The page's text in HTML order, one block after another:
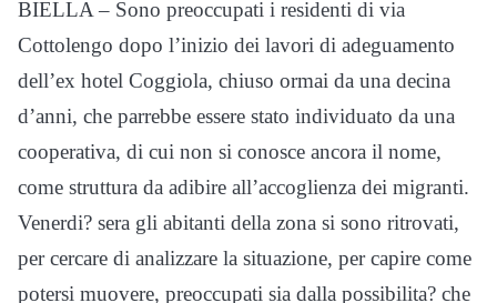
BIELLA – Sono preoccupati i residenti di via
Cottolengo dopo l’inizio dei lavori di adeguamento
dell’ex hotel Coggiola, chiuso ormai da una decina
d’anni, che parrebbe essere stato individuato da una
cooperativa, di cui non si conosce ancora il nome,
come struttura da adibire all’accoglienza dei migranti.
Venerdi? sera gli abitanti della zona si sono ritrovati,
per cercare di analizzare la situazione, per capire come
potersi muovere, preoccupati sia dalla possibilita? che